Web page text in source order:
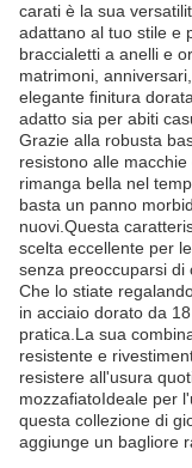
carati è la sua
adattano al tuo stile e
braccialetti a anelli e
matrimoni,
elegante finitura
adatto sia per abiti
Grazie alla robusta
resistono alle
rimanga bella nel
basta un panno
nuovi.Questa
scelta eccellente per
senza preoccuparsi di
Che lo stiate
in acciaio dorato da
pratica.La sua
resistente e
resistere all'usura
mozzafiatoIdeale per
questa collezione di
aggiunge un bagliore